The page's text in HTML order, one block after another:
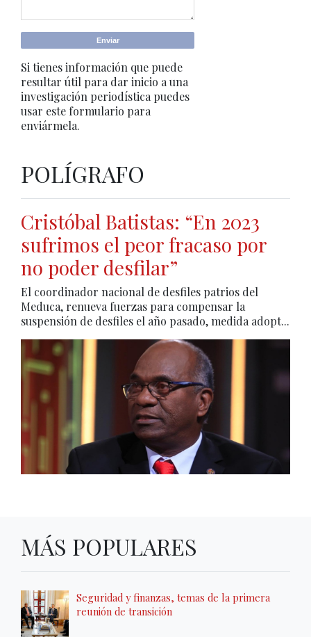
Si tienes información que puede
resultar útil para dar inicio a una
investigación periodística puedes
usar este formulario para
enviármela.
POLÍGRAFO
Cristóbal Batistas: “En 2023
sufrimos el peor fracaso por
no poder desfilar”
El coordinador nacional de desfiles patrios del
Meduca, renueva fuerzas para compensar la
suspensión de desfiles el año pasado, medida adopt...
MÁS POPULARES
Seguridad y finanzas, temas de la primera
reunión de transición